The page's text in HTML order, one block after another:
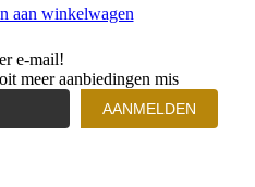
aan winkelwagen
e-mail!
meer aanbiedingen mis
AANMELDEN